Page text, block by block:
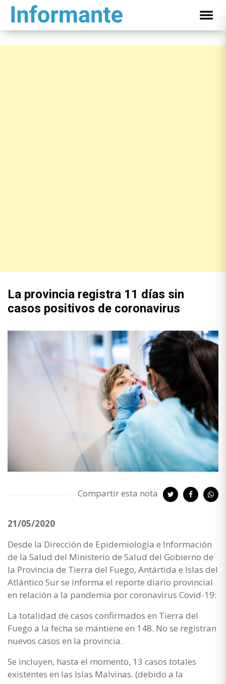
La provincia registra 11 días sin
casos positivos de coronavirus
Compartir esta nota
21/05/2020
Desde la Dirección de Epidemiología e Información
de la Salud del Ministerio de Salud del Gobierno de
la Provincia de Tierra del Fuego, Antártida e Islas del
Atlántico Sur se informa el reporte diario provincial
en relación a la pandemia por coronavirus Covid-19:
La totalidad de casos confirmados en Tierra del
Fuego a la fecha se mantiene en 148. No se registran
nuevos casos en la provincia.
Se incluyen, hasta el momento, 13 casos totales
existentes en las Islas Malvinas. (debido a la